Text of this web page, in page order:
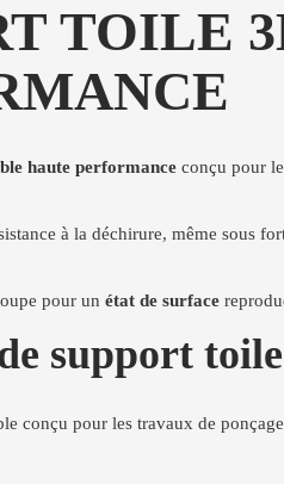
TOILE
haute performance conçu pour
à la déchirure, même sous
pour un état de surface
support
conçu pour les travaux de